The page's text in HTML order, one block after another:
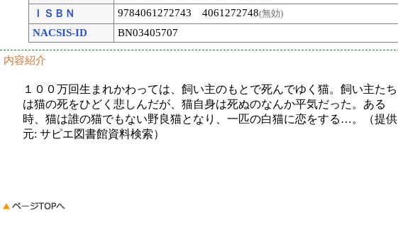
ＩＳＢＮ
9784061272743 4061272748(無効)
NACSIS-ID BN03405707
内容紹介
１００万回生まれかわっては、飼い主のもとで死んでゆく猫。飼い主たち
は猫の死をひどく悲しんだが、猫自身は死ぬのなんか平気だった。ある
時、猫は誰の猫でもない野良猫となり、一匹の白猫に恋をする…。（提供
元: サピエ図書館資料検索）